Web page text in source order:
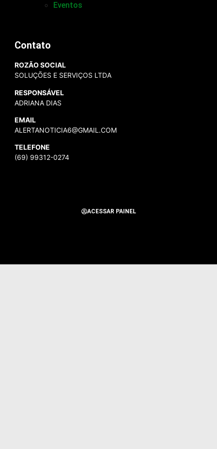
Eventos
Contato
ROZÃO SOCIAL
SOLUÇÕES E SERVIÇOS LTDA
RESPONSÁVEL
ADRIANA DIAS
EMAIL
ALERTANOTICIA6@GMAIL.COM
TELEFONE
(69) 99312-0274
ACESSAR PAINEL